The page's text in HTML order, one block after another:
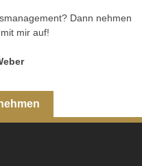
Dann nehmen
mir auf!